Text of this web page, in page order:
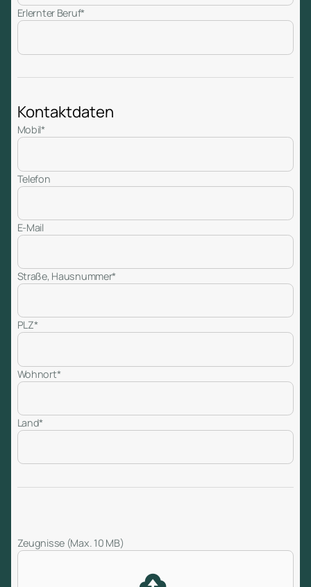
Erlernter Beruf*
Kontaktdaten
Mobil*
Telefon
E-Mail
Straße, Hausnummer*
PLZ*
Wohnort*
Land*
Zeugnisse (Max. 10 MB)